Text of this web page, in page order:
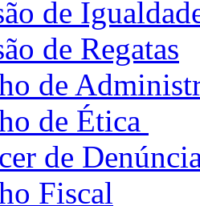
de
de Regatas
de
de Ética
de
Fiscal